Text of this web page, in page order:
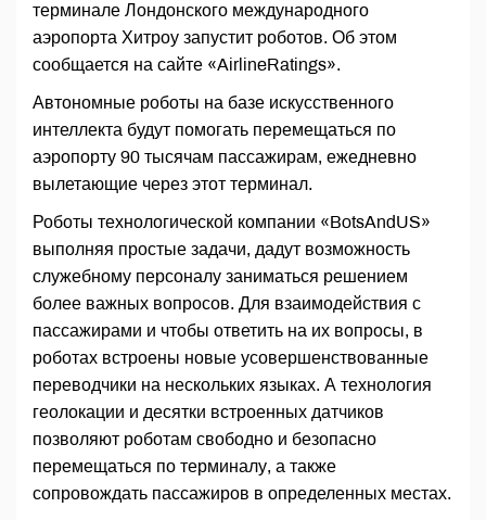
терминале Лондонского международного
аэропорта Хитроу запустит роботов. Об этом
сообщается на сайте «AirlineRatings».
Автономные роботы на базе искусственного
интеллекта будут помогать перемещаться по
аэропорту 90 тысячам пассажирам, ежедневно
вылетающие через этот терминал.
Роботы технологической компании «BotsAndUS»
выполняя простые задачи, дадут возможность
служебному персоналу заниматься решением
более важных вопросов. Для взаимодействия с
пассажирами и чтобы ответить на их вопросы, в
роботах встроены новые усовершенствованные
переводчики на нескольких языках. А технология
геолокации и десятки встроенных датчиков
позволяют роботам свободно и безопасно
перемещаться по терминалу, а также
сопровождать пассажиров в определенных местах.